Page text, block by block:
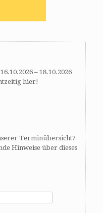
– 18.10.2026
hier!
Terminübersicht?
Hinweise über dieses